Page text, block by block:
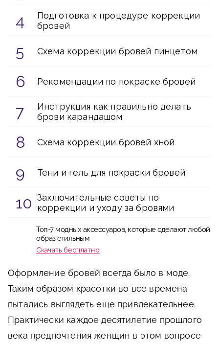
Подготовка к процедуре коррекции
бровей
Схема коррекции бровей пинцетом
Рекомендации по покраске бровей
Инструкция как правильно делать
брови карандашом
Схема коррекции бровей хной
Тени и гель для покраски бровей
Заключительные советы по
коррекции и уходу за бровями
Топ-7 модных аксессуаров, которые сделают любой
образ стильным
Скачать бесплатно
Оформление бровей всегда было в моде.
Таким образом красотки во все времена
пытались выглядеть еще привлекательнее.
Практически каждое десятилетие прошлого
века предпочтения женщин в этом вопросе